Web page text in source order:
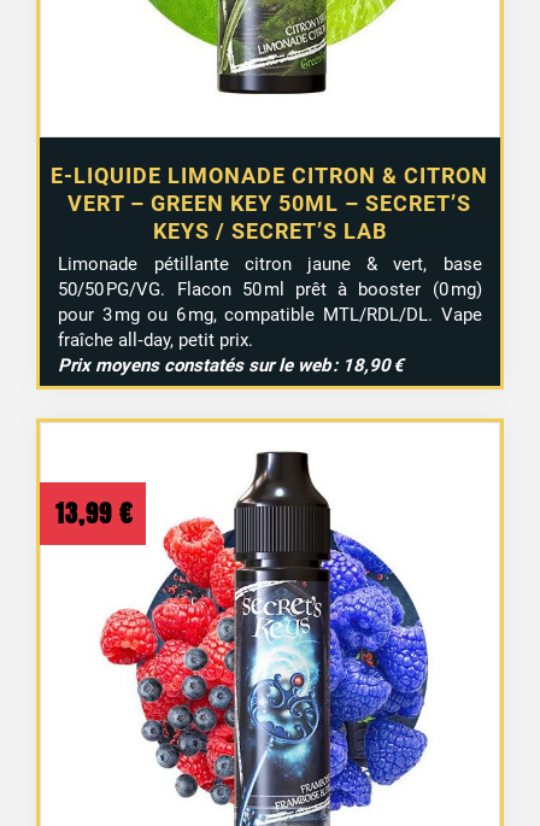
E-LIQUIDE LIMONADE CITRON & CITRON
VERT – GREEN KEY 50ML – SECRET’S
KEYS / SECRET’S LAB
Limonade pétillante citron jaune & vert, base
50/50 PG/VG. Flacon 50 ml prêt à booster (0 mg)
pour 3 mg ou 6 mg, compatible MTL/RDL/DL. Vape
fraîche all‑day, petit prix.
Prix moyens constatés sur le web : 18,90 €
13,99 €